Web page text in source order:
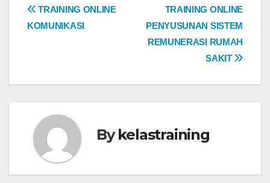
Post
TRAINING ONLINE
PENYUSUNAN SISTEM
REMUNERASI RUMAH
SAKIT
TRAINING ONLINE
KOMUNIKASI
Bykelastraining